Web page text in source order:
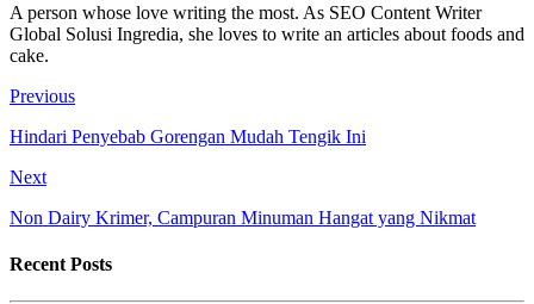
A person whose love writing the most. As SEO Content Writer
Global Solusi Ingredia, she loves to write an articles about foods and
cake.
Previous
Hindari Penyebab Gorengan Mudah Tengik Ini
Next
Non Dairy Krimer, Campuran Minuman Hangat yang Nikmat
Recent Posts